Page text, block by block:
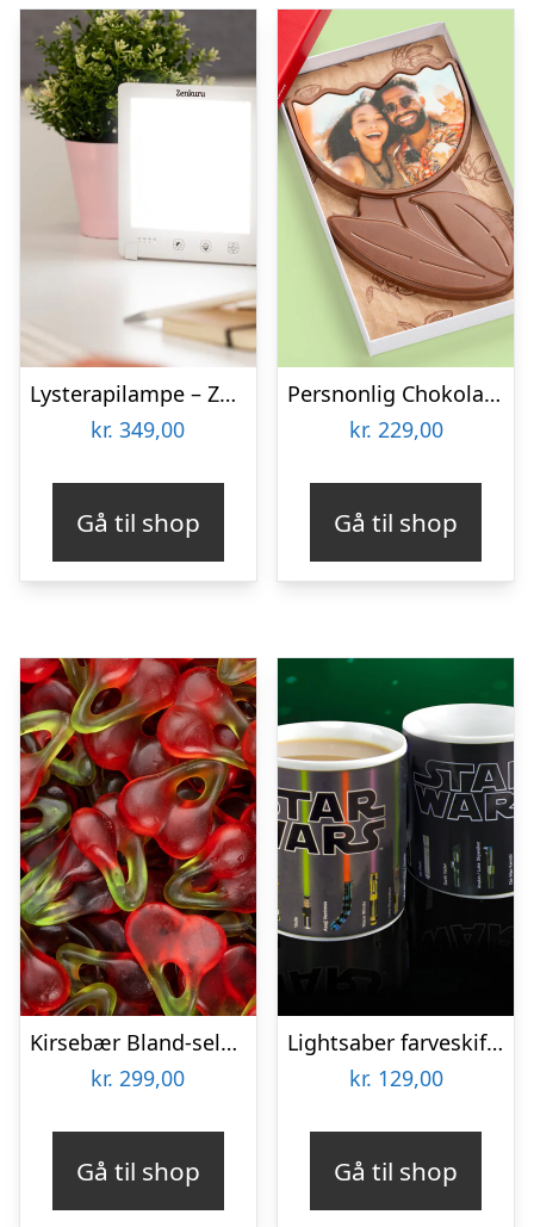
Lysterapilampe – Zenkuru
kr. 349,00
Gå til shop
Persnonlig Chokoladeblomst med Billede
kr. 229,00
Gå til shop
Kirsebær Bland-selv slik i kasser 2,4 kg
kr. 299,00
Gå til shop
Lightsaber farveskiftende krus
kr. 129,00
Gå til shop